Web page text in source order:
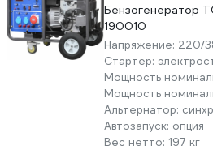
Бензогенератор
190010
Напряжение: 220/
Стартер:
Мощность
Мощность
Альтернатор:
Автозапуск: опция
Вес нетто: 197 кг